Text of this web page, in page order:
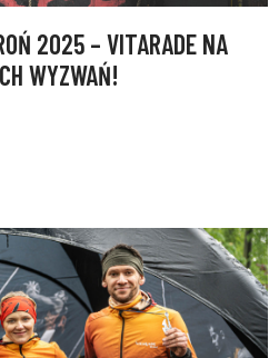
2025 – VITARADE NA
WYZWAŃ!